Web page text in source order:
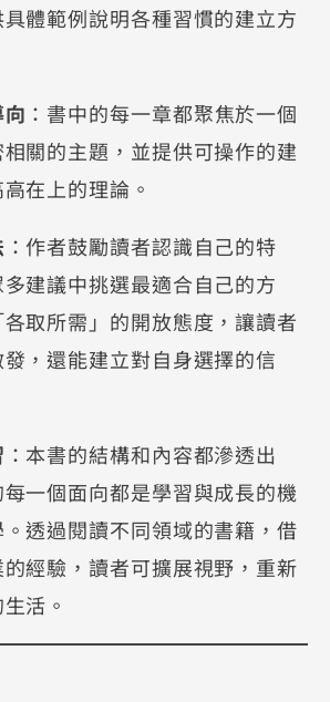
體範例說明各種習慣的建立方
：書中的每一章都聚焦於一個
關的主題，並提供可操作的建
在上的理論。
：作者鼓勵讀者認識自己的特
建議中挑選最適合自己的方
取所需」的開放態度，讓讀者
，還能建立對自身選擇的信
：本書的結構和內容都滲透出
每一個面向都是學習與成長的機
透過閱讀不同領域的書籍，借
經驗，讀者可擴展視野，重新
活。